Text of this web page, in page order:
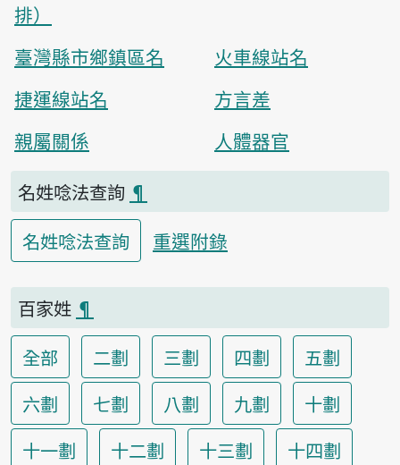
排）
臺灣縣市鄉鎮區名
火車線站名
捷運線站名
方言差
親屬關係
人體器官
名姓唸法查詢 ¶
名姓唸法查詢
重選附錄
百家姓 ¶
全部
二劃 三劃 四劃
五劃
六劃
七劃 八劃 九劃
十劃
十一劃
十二劃 十三劃
十四劃